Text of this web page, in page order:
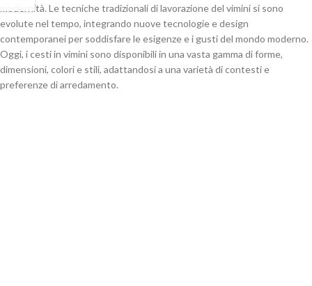
modernità. Le tecniche tradizionali di lavorazione del vimini si sono
evolute nel tempo, integrando nuove tecnologie e design
contemporanei per soddisfare le esigenze e i gusti del mondo moderno.
Oggi, i cesti in vimini sono disponibili in una vasta gamma di forme,
dimensioni, colori e stili, adattandosi a una varietà di contesti e
preferenze di arredamento.